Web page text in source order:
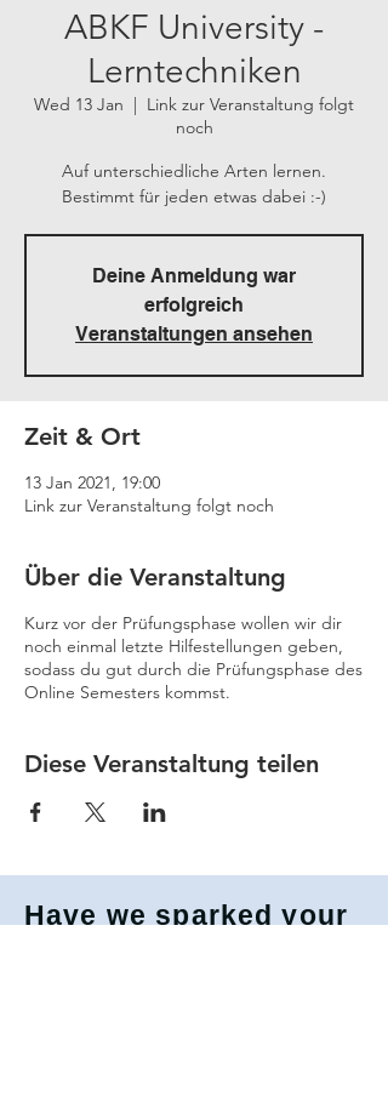
ABKF University -
Lerntechniken
Wed 13 Jan
  |
Link zur Veranstaltung folgt
noch
Auf unterschiedliche Arten lernen.
Bestimmt für jeden etwas dabei :-)
Deine Anmeldung war
erfolgreich
Veranstaltungen ansehen
Zeit & Ort
13 Jan 2021, 19:00
Link zur Veranstaltung folgt noch
Über die Veranstaltung
Kurz vor der Prüfungsphase wollen wir dir
noch einmal letzte Hilfestellungen geben,
sodass du gut durch die Prüfungsphase des
Online Semesters kommst.
Diese Veranstaltung teilen
Have we sparked your